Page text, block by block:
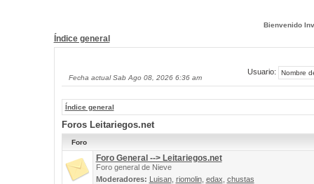
Bienvenido
Índice general
Fecha actual Sab Ago 08, 2026 6:36 am
Usuario:
Índice general
Foros Leitariegos.net
Foro
Foro General --> Leitariegos.net
Foro general de Nieve
Moderadores: Luisan, riomolin, edax chustas